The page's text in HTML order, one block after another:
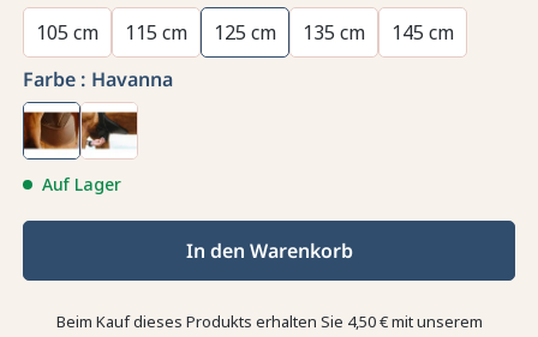
105 cm 115 cm 125 cm 135 cm
145 cm
Farbe : Havanna
Auf Lager
In den Warenkorb
Beim Kauf dieses Produkts erhalten Sie 4,50 €mit unserem